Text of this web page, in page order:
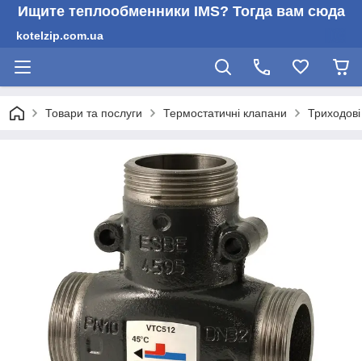
Ищите теплообменники IMS? Тогда вам сюда
kotelzip.com.ua
Товари та послуги Термостатичні клапани